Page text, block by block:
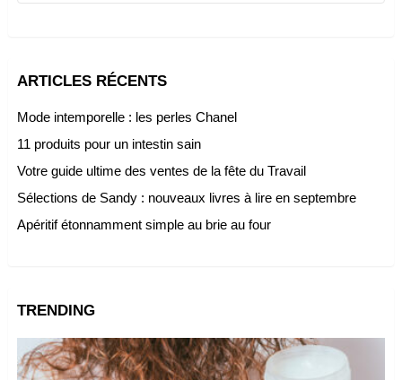
ARTICLES RÉCENTS
Mode intemporelle : les perles Chanel
11 produits pour un intestin sain
Votre guide ultime des ventes de la fête du Travail
Sélections de Sandy : nouveaux livres à lire en septembre
Apéritif étonnamment simple au brie au four
TRENDING